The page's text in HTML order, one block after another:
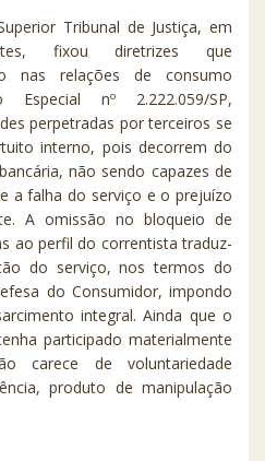
Tribunal de Justiça, em
fixou diretrizes que
nas relações de consumo
nº 2.222.059/SP,
perpetradas por terceiros se
interno, pois decorrem do
não sendo capazes de
a falha do serviço e o prejuízo
A omissão no bloqueio de
ao perfil do correntista traduz-
do serviço, nos termos do
do Consumidor, impondo
integral. Ainda que o
participado materialmente
carece de voluntariedade
produto de manipulação